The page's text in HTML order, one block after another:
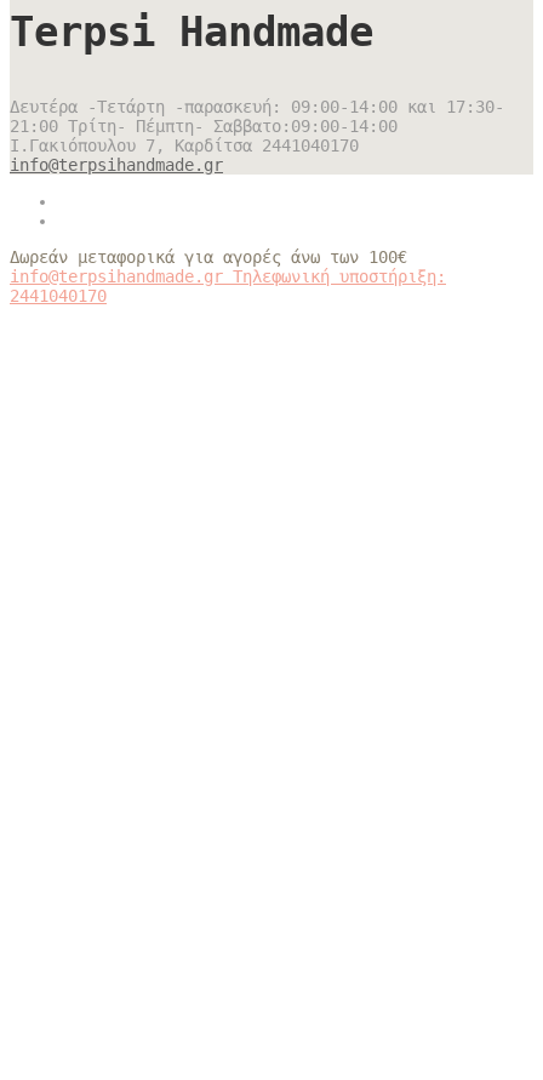
Terpsi Handmade
Δευτέρα -Τετάρτη -παρασκευή: 09:00-14:00 και 17:30-
21:00 Τρίτη- Πέμπτη- Σαββατο:09:00-14:00
Ι.Γακιόπουλου 7, Καρδίτσα 2441040170
info@terpsihandmade.gr
Δωρεάν μεταφορικά για αγορές άνω των 100€
info@terpsihandmade.gr Τηλεφωνική υποστήριξη:
2441040170